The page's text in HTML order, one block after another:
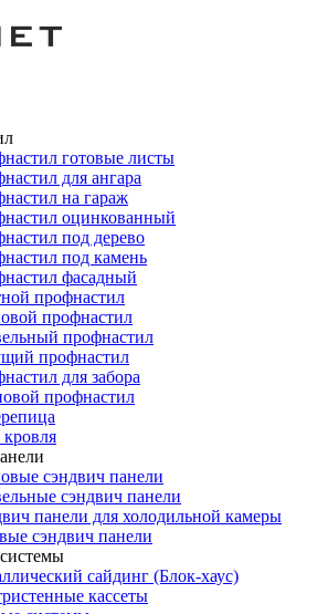
готовые листы
для ангара
на гараж
оцинкованный
под дерево
под камень
фасадный
профнастил
профнастил
профнастил
профнастил
для забора
профнастил
сэндвич панели
сэндвич панели
панели для холодильной камеры
сэндвич панели
сайдинг (Блок-хаус)
кассеты